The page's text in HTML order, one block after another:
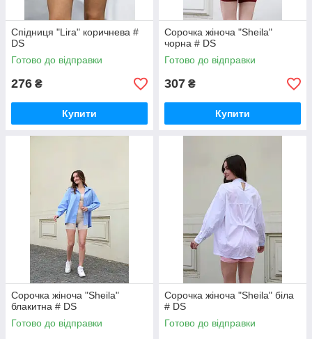
Cпiдниця "Lira" коричнева #
DS
Готово до відправки
276 ₴
Купити
Сорочка жiноча "Sheila"
чорна # DS
Готово до відправки
307 ₴
Купити
Сорочка жiноча "Sheila"
блакитна # DS
Готово до відправки
Сорочка жiноча "Sheila" біла
# DS
Готово до відправки